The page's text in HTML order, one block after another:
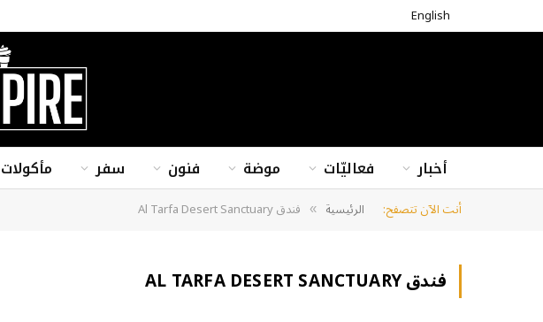
English
أخبار فعاليّات موضة فنون سفر مأكولات
أنت الآن تتصفح: الرئيسية » فندق Al Tarfa Desert Sanctuary
فندق AL TARFA DESERT SANCTUARY